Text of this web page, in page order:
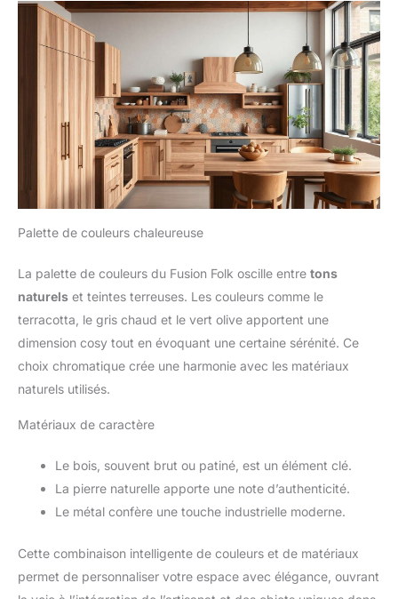
Palette de couleurs chaleureuse
La palette de couleurs du Fusion Folk oscille entre tons
naturels et teintes terreuses. Les couleurs comme le
terracotta, le gris chaud et le vert olive apportent une
dimension cosy tout en évoquant une certaine sérénité. Ce
choix chromatique crée une harmonie avec les matériaux
naturels utilisés.
Matériaux de caractère
Le bois, souvent brut ou patiné, est un élément clé.
La pierre naturelle apporte une note d’authenticité.
Le métal confère une touche industrielle moderne.
Cette combinaison intelligente de couleurs et de matériaux
permet de personnaliser votre espace avec élégance, ouvrant